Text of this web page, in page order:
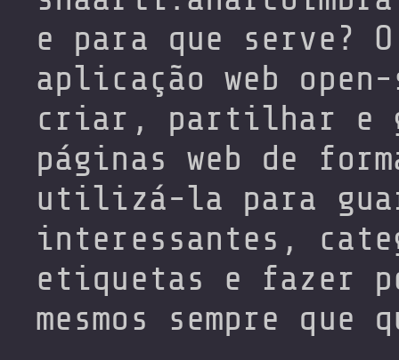
e para que serve?
aplicação web
criar, partilhar e
páginas web de
utilizá-la para
interessantes,
etiquetas e fazer
mesmos sempre